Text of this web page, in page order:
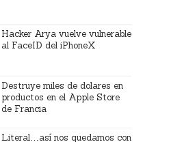
Hacker Arya vuelve vulnerable
al FaceID del iPhoneX
Destruye miles de dolares en
productos en el Apple Store
de Francia
Literal…así nos quedamos con